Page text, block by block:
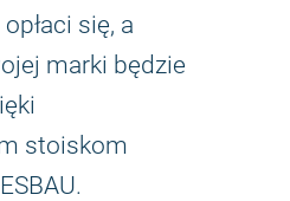
się, a
marki będzie
stoiskom